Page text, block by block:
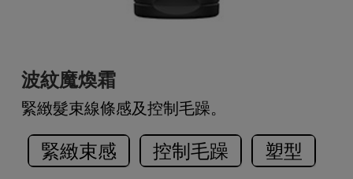
波紋魔煥霜
緊緻髮束線條感及控制毛躁。
緊緻束感 控制毛躁 塑型